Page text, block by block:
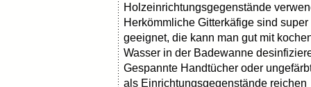
Holzeinrichtungsgegenstände
Herkömmliche Gitterkäfige sind super
geeignet, die kann man gut mit
Wasser in der Badewanne
Gespannte Handtücher oder
als Einrichtungsgegenstände reichen